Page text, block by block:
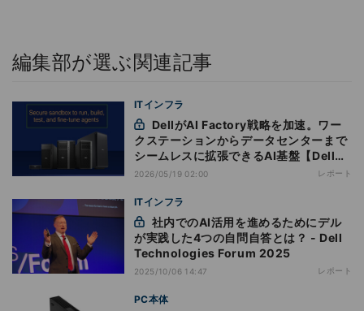
編集部が選ぶ関連記事
ITインフラ
クステーションからデータセンターまで
シームレスに拡張できるAI基盤【Dell
Technologies World 2026】
2026/05/19 02:00 レポート
ITインフラ
が実践した4つの自問自答とは？ - Dell
Technologies Forum 2025
2025/10/06 14:47 レポート
PC本体